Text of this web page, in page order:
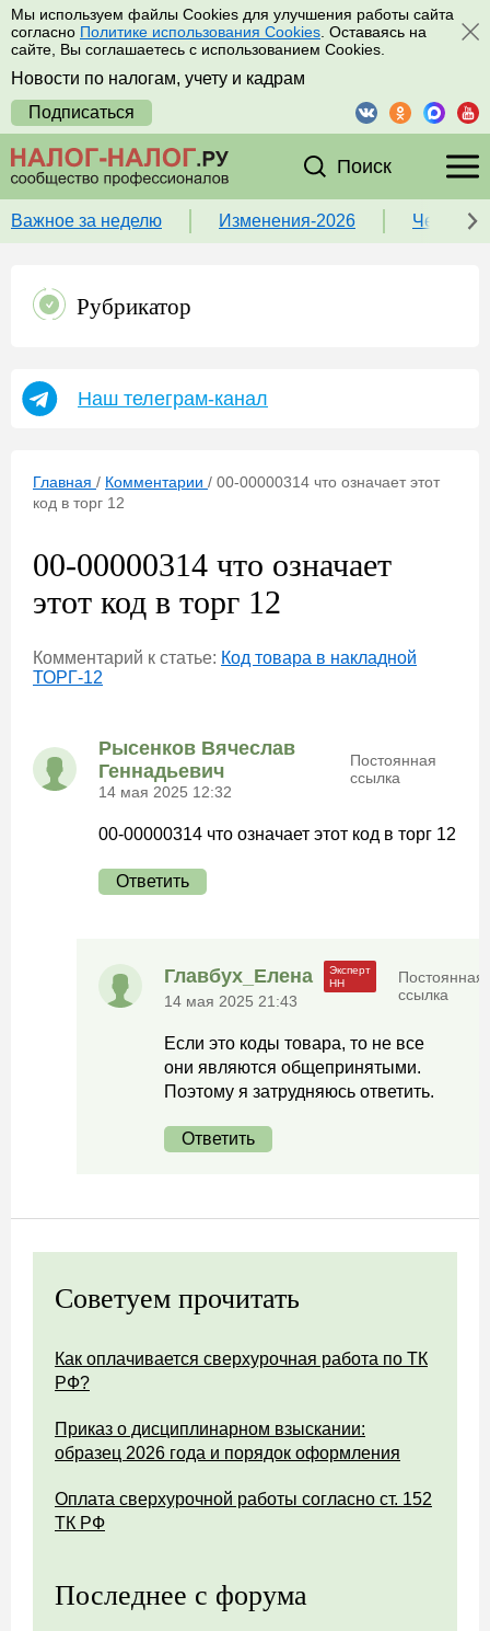
Мы используем файлы Cookies для улучшения работы сайта
согласно Политике использования Cookies . Оставаясь на
сайте, Вы соглашаетесь с использованием Cookies.
Новости по налогам, учету и кадрам
Подписаться
Поиск
Важное за неделю Изменения-2026 Чек-
Рубрикатор
Наш телеграм-канал
Главная / Комментарии / 00-00000314 что означает этот
код в торг 12
00-00000314 что означает
этот код в торг 12
Комментарий к статье: Код товара в накладной
ТОРГ-12
Рысенков Вячеслав
Геннадьевич
14 мая 2025 12:32
Постоянная
ссылка
00-00000314 что означает этот код в торг 12
Ответить
Главбух_Елена
14 мая 2025 21:43
Постоянная
ссылка
Если это коды товара, то не все
они являются общепринятыми.
Поэтому я затрудняюсь ответить.
Ответить
Советуем прочитать
Как оплачивается сверхурочная работа по ТК
РФ?
Приказ о дисциплинарном взыскании:
образец 2026 года и порядок оформления
Оплата сверхурочной работы согласно ст. 152
ТК РФ
Последнее с форума